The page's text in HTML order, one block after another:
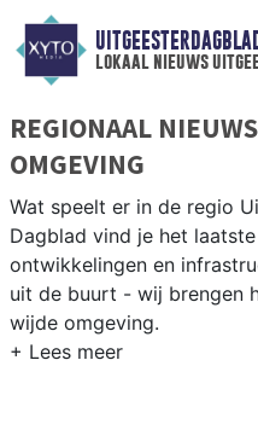
lokaal nieuws
REGIONAAL
OMGEVING
Wat speelt er in de regio
Dagblad vind je het
ontwikkelingen en
uit de buurt - wij brengen
wijde omgeving.